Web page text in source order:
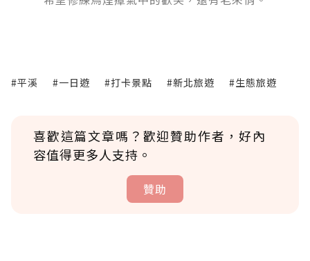
#平溪 #一日遊 #打卡景點 #新北旅遊 #生態旅遊
喜歡這篇文章嗎？歡迎贊助作者，好內
容值得更多人支持。
贊助